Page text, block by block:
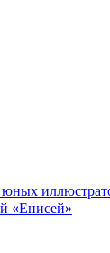
«Енисей»